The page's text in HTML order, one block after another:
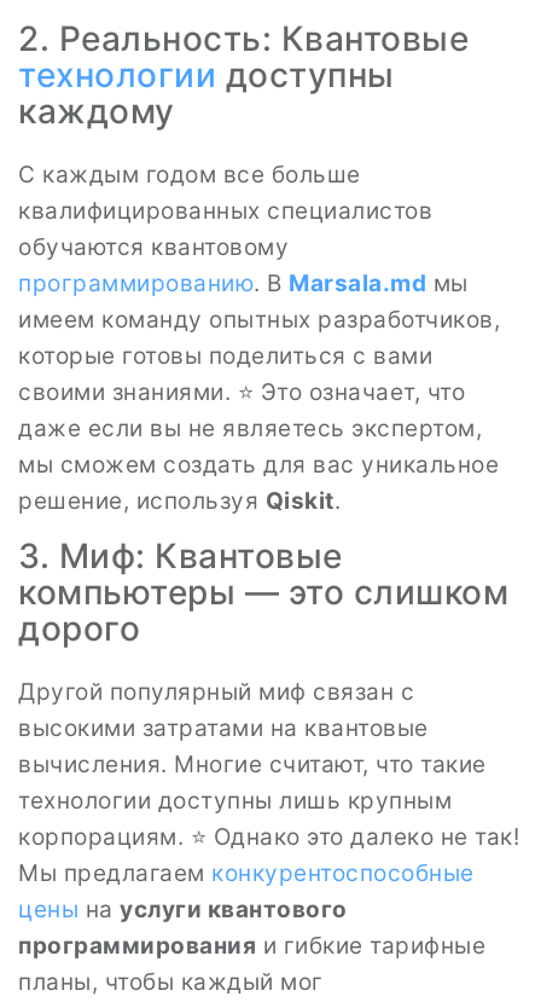
2. Реальность: Квантовые
технологии доступны
каждому
С каждым годом все больше
квалифицированных специалистов
обучаются квантовому
программированию. В Marsala.md мы
имеем команду опытных разработчиков,
которые готовы поделиться с вами
своими знаниями. ⭐ Это означает, что
даже если вы не являетесь экспертом,
мы сможем создать для вас уникальное
решение, используя Qiskit.
3. Миф: Квантовые
компьютеры — это слишком
дорого
Другой популярный миф связан с
высокими затратами на квантовые
вычисления. Многие считают, что такие
технологии доступны лишь крупным
корпорациям. ⭐ Однако это далеко не так!
Мы предлагаем конкурентоспособные
цены на услуги квантового
программирования и гибкие тарифные
планы, чтобы каждый мог